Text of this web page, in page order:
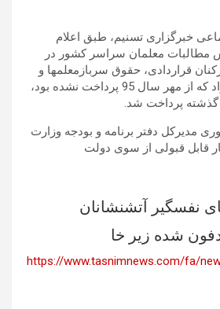
خبرگزاری تسنیم، طبق اعلام
مطالبات معلمان سراسر کشور در
قراردادی، حقوق سربازمعلمها و
حقالتدریس نیروهای آزاد که از مهر سال 95 پرداخت نشده بود،
گذشته پرداخت شد.
مدیرکل دفتر برنامه و بودجه وزارت
قابل قبولی از سوی دولت
نفسگیر آتشنشانان
شده زیر خا
https://www.tasnimnews.com/fa/